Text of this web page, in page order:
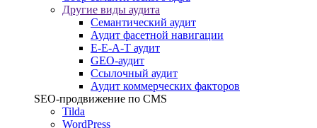
Другие виды аудита
Семантический аудит
Аудит фасетной навигации
E-E-A-T аудит
GEO-аудит
Ссылочный аудит
Аудит коммерческих факторов
SEO-продвижение по CMS
Tilda
WordPress